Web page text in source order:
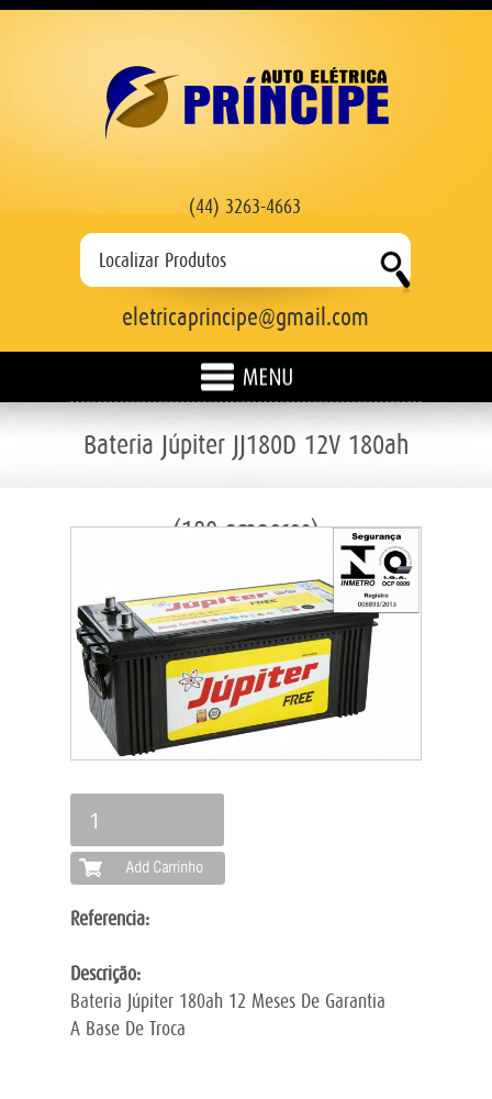
(44) 3263-4663
eletricaprincipe@gmail.com
EMPRESA
MARCAS
PRODUTOS
SERVIÇOS
ORÇAMENTO
CONTATO
Bateria Júpiter JJ180D 12V 180ah
(180 amperes)
Referencia:
Descrição:
Bateria Júpiter 180ah 12 Meses De Garantia
A Base De Troca